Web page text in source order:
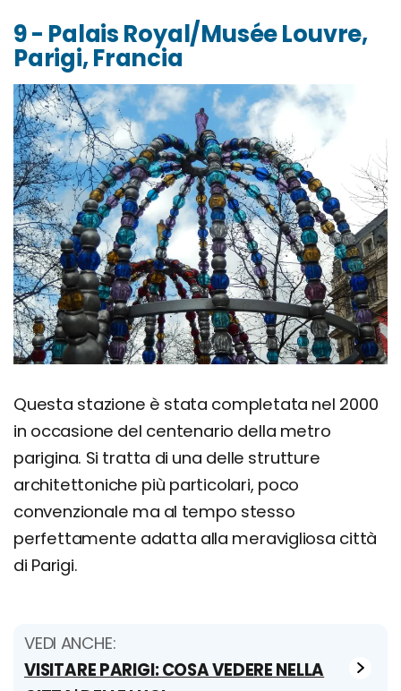
9 - Palais Royal/Musée Louvre,
Parigi, Francia
Questa stazione è stata completata nel 2000
in occasione del centenario della metro
parigina. Si tratta di una delle strutture
architettoniche più particolari, poco
convenzionale ma al tempo stesso
perfettamente adatta alla meravigliosa città
di Parigi.
VEDI ANCHE:
VISITARE PARIGI: COSA VEDERE NELLA